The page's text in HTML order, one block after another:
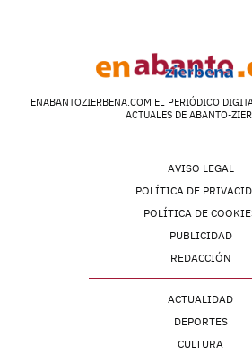
ENABANTOZIERBENA.COM EL PERIÓDICO
ACTUALES DE ABANTO-
AVISO LEGAL
POLÍTICA DE
POLÍTICA DE
PUBLICIDAD
REDACCIÓN
ACTUALIDAD
DEPORTES
CULTURA